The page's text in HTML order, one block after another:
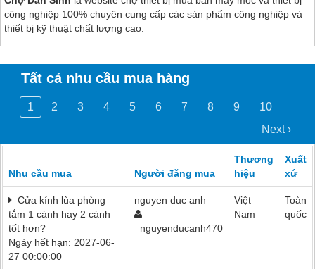
công nghiệp 100% chuyên cung cấp các sản phẩm công nghiệp và
thiết bị kỹ thuật chất lượng cao.
Tất cả nhu cầu mua hàng
1 2 3 4 5 6 7 8 9
10
Next ›
Nhu cầu mua Người đăng mua
Thương
hiệu
Xuất
xứ
Cửa kính lùa phòng
tắm 1 cánh hay 2 cánh
tốt hơn?
Ngày hết hạn: 2027-06-
27 00:00:00
nguyen duc anh
nguyenducanh470
Việt
Nam
Toàn
quốc